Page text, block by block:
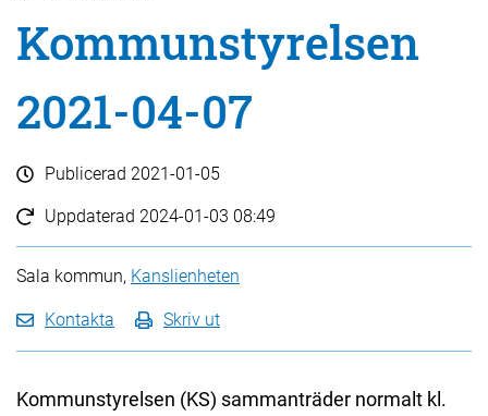
Kommunstyrelsen
2021-04-07
Publicerad 2021-01-05
Uppdaterad 2024-01-03 08:49
Sala kommun, Kanslienheten
Kontakta Skriv ut
Kommunstyrelsen (KS) sammanträder normalt kl.